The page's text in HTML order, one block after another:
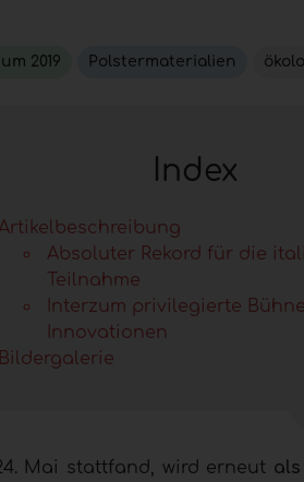
2019 Polstermaterialien
Index
Artikelbeschreibung
Absoluter Rekord für die
Teilnahme
Interzum privilegierte
Innovationen
Bildergalerie
Mai stattfand, wird erneut